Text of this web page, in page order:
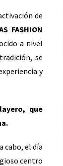
de
FASHION
a nivel
se
y
que
cabo, el día
centro